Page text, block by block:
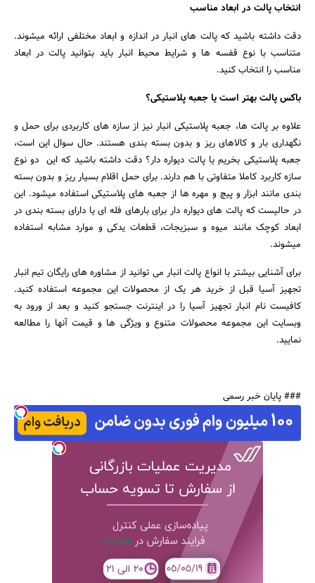
انتخاب پالت در ابعاد مناسب
دقت داشته باشید که پالت های انبار در اندازه و ابعاد مختلفی ارائه میشوند.
متناسب با نوع قفسه ها و شرایط محیط انبار باید بتوانید پالت در ابعاد
مناسب را انتخاب کنید.
باکس پالت بهتر است یا جعبه پلاستیکی؟
علاوه بر پالت ها، جعبه پلاستیکی انبار نیز از سازه های کاربردی برای حمل و
نگهداری بار و کالاهای ریز و بدون بسته بندی هستند. حال سوال این است،
جعبه پلاستیکی بخریم یا پالت دیواره دار؟ دقت داشته باشید که این دو نوع
سازه کاربرد کاملا متفاوتی با هم دارند. برای حمل اقلام بسیار ریز و بدون بسته
بندی مانند ابزار و پیچ و مهره ها از جعبه های پلاستیکی استفاده میشود. این
در حالیست که پالت های دیواره دار برای بارهای فله ای یا دارای بسته بندی در
ابعاد کوچک مانند میوه و سبزیجات، قطعات یدکی و موارد مشابه استفاده
میشوند.
برای آشنایی بیشتر با انواع پالت انبار می توانید از مشاوره های رایگان تیم انبار
تجهیز آسیا قبل از خرید هر یک از محصولات این مجموعه استفاده کنید.
کافیست نام انبار تجهیز آسیا را در اینترنت جستجو کنید و بعد از ورود به
وبسایت این مجموعه محصولات متنوع و ویژگی ها و قیمت آنها را مطالعه
نمایید.
### پایان خبر رسمی